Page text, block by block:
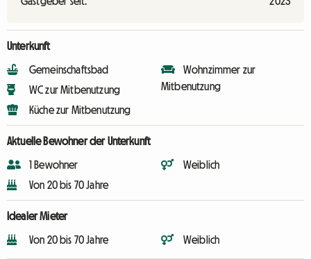
Unterkunft
Gemeinschaftsbad
WC zur Mitbenutzung
Küche zur Mitbenutzung
Wohnzimmer zur
Mitbenutzung
Aktuelle Bewohner der Unterkunft
1 Bewohner
Von 20 bis 70 Jahre
Weiblich
Idealer Mieter
Von 20 bis 70 Jahre Weiblich